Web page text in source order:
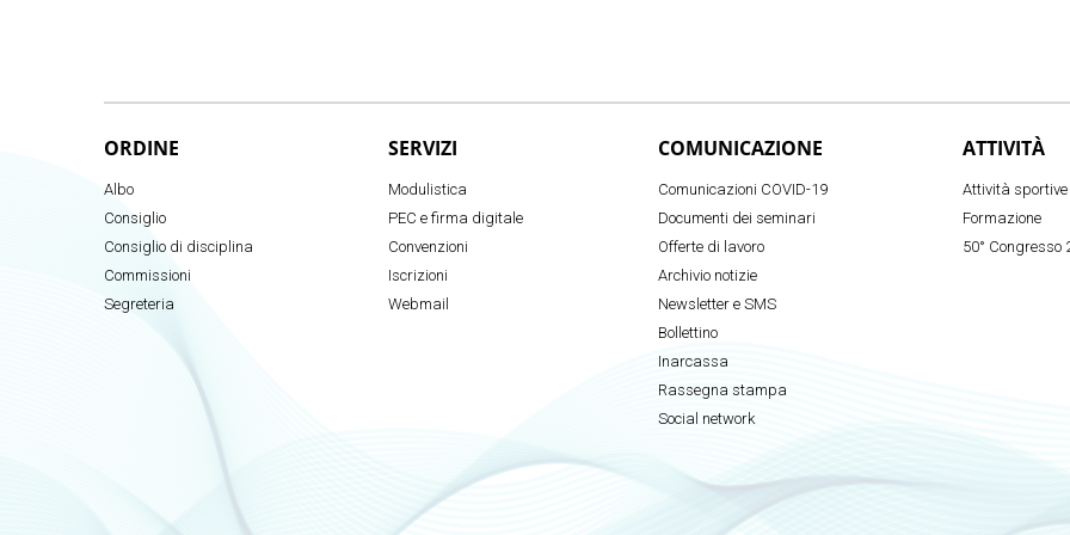
ORDINE
Albo
Consiglio
Consiglio di disciplina
Commissioni
Segreteria
SERVIZI
Modulistica
PEC e firma digitale
Convenzioni
Iscrizioni
Webmail
COMUNICAZIONE
Comunicazioni COVID-19
Documenti dei seminari
Offerte di lavoro
Archivio notizie
Newsletter e SMS
Bollettino
Inarcassa
Rassegna stampa
Social network
ATTIVITÀ
Attività sportive
Formazione
50° Congresso